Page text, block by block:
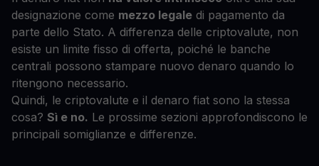
designazione come mezzo legale di pagamento da
parte dello Stato. A differenza delle criptovalute, non
esiste un limite fisso di offerta, poiché le banche
centrali possono stampare nuovo denaro quando lo
ritengono necessario.
Quindi, le criptovalute e il denaro fiat sono la stessa
cosa? Sì e no. Le prossime sezioni approfondiscono le
principali somiglianze e differenze.